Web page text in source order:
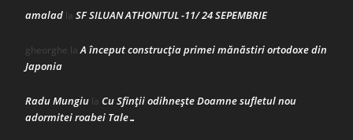
amalad la SF SILUAN ATHONITUL -11/ 24 SEPEMBRIE
gheorghe laA început construcţia primei mănăstiri ortodoxe din
Japonia
Radu Mungiu la Cu Sfinții odihnește Doamne sufletul nou
adormitei roabei Tale…